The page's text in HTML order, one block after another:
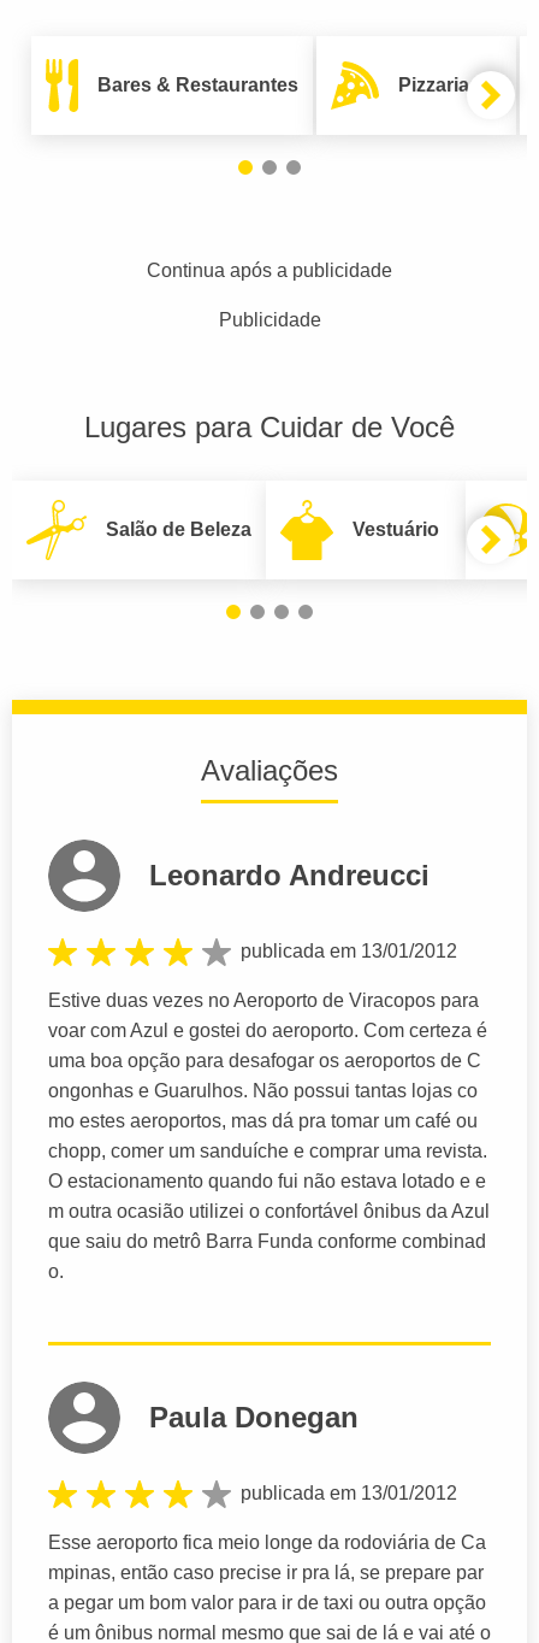
Bares & Restaurantes Pizzarias
Continua após a publicidade
Publicidade
Lugares para Cuidar de Você
Salão de Beleza Vestuário
Avaliações
Leonardo Andreucci
publicada em 13/01/2012
Estive duas vezes no Aeroporto de Viracopos para
voar com Azul e gostei do aeroporto. Com certeza é
uma boa opção para desafogar os aeroportos de C
ongonhas e Guarulhos. Não possui tantas lojas co
mo estes aeroportos, mas dá pra tomar um café ou
chopp, comer um sanduíche e comprar uma revista.
O estacionamento quando fui não estava lotado e e
m outra ocasião utilizei o confortável ônibus da Azul
que saiu do metrô Barra Funda conforme combinad
o.
Paula Donegan
publicada em 13/01/2012
Esse aeroporto fica meio longe da rodoviária de Ca
mpinas, então caso precise ir pra lá, se prepare par
a pegar um bom valor para ir de taxi ou outra opção
é um ônibus normal mesmo que sai de lá e vai até o